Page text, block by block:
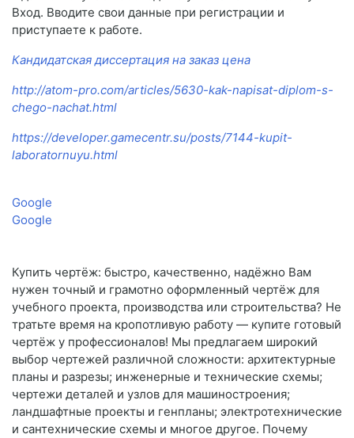
Вход. Вводите свои данные при регистрации и
приступаете к работе.
Кандидатская диссертация на заказ цена
http://atom-pro.com/articles/5630-kak-napisat-diplom-s-
chego-nachat.html
https://developer.gamecentr.su/posts/7144-kupit-
laboratornuyu.html
Google
Google
Купить чертёж: быстро, качественно, надёжно Вам
нужен точный и грамотно оформленный чертёж для
учебного проекта, производства или строительства? Не
тратьте время на кропотливую работу — купите готовый
чертёж у профессионалов! Мы предлагаем широкий
выбор чертежей различной сложности: архитектурные
планы и разрезы; инженерные и технические схемы;
чертежи деталей и узлов для машиностроения;
ландшафтные проекты и генпланы; электротехнические
и сантехнические схемы и многое другое. Почему